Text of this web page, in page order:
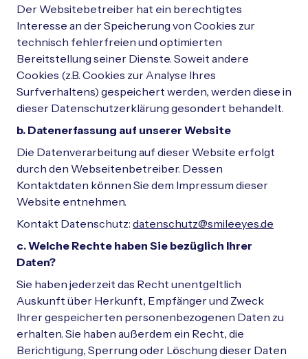
Der Websitebetreiber hat ein berechtigtes
Interesse an der Speicherung von Cookies zur
technisch fehlerfreien und optimierten
Bereitstellung seiner Dienste. Soweit andere
Cookies (z.B. Cookies zur Analyse Ihres
Surfverhaltens) gespeichert werden, werden diese in
dieser Datenschutzerklärung gesondert behandelt.
b. Datenerfassung auf unserer Website
Die Datenverarbeitung auf dieser Website erfolgt
durch den Webseitenbetreiber. Dessen
Kontaktdaten können Sie dem Impressum dieser
Website entnehmen.
Kontakt Datenschutz: datenschutz@smileeyes.de
c. Welche Rechte haben Sie bezüglich Ihrer
Daten?
Sie haben jederzeit das Recht unentgeltlich
Auskunft über Herkunft, Empfänger und Zweck
Ihrer gespeicherten personenbezogenen Daten zu
erhalten. Sie haben außerdem ein Recht, die
Berichtigung, Sperrung oder Löschung dieser Daten